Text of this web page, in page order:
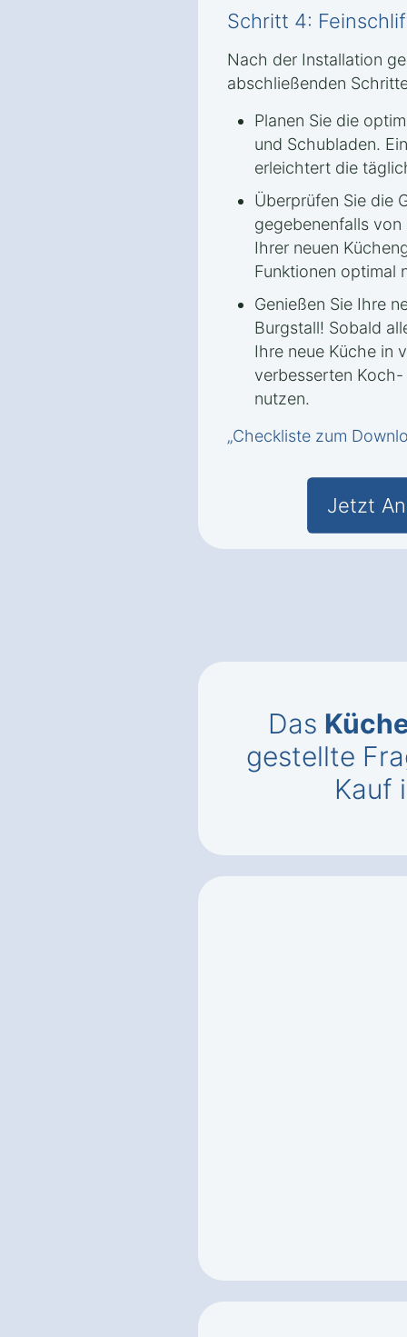
Schritt 4:
Nach der Installation
abschließenden
Planen Sie die
und Schubladen.
erleichtert die
Überprüfen Sie die
gegebenenfalls
Ihrer neuen
Funktionen optimal
Genießen Sie Ihre
Burgstall! Sobald
Ihre neue Küche in
verbesserten
nutzen.
„Checkliste zum
Jetzt
Das
gestellte
Kauf